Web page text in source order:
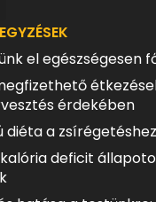
el egészségesen
érdekében
diéta a zsírégetéshez
deficit